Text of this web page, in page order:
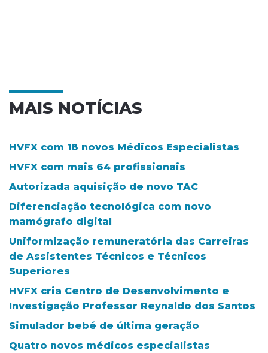
MAIS NOTÍCIAS
HVFX com 18 novos Médicos Especialistas
HVFX com mais 64 profissionais
Autorizada aquisição de novo TAC
Diferenciação tecnológica com novo
mamógrafo digital
Uniformização remuneratória das Carreiras
de Assistentes Técnicos e Técnicos
Superiores
HVFX cria Centro de Desenvolvimento e
Investigação Professor Reynaldo dos Santos
Simulador bebé de última geração
Quatro novos médicos especialistas